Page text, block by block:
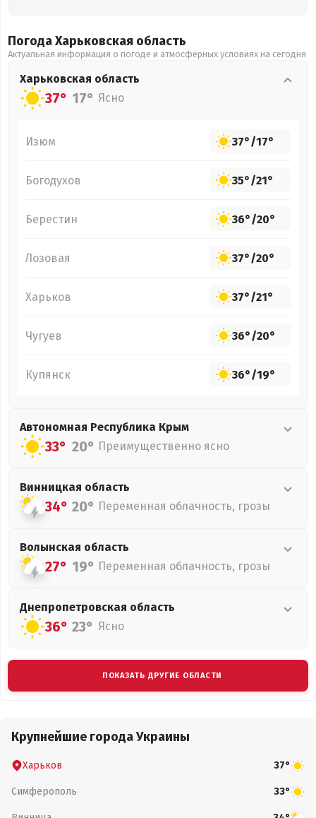
Погода Харьковская область
Актуальная информация о погоде и атмосферных условиях на сегодня
Харьковская область
37° 17° Ясно
Изюм 37°/17°
Богодухов 35°/21°
Берестин 36°/20°
Лозовая 37°/20°
Харьков 37°/21°
Чугуев 36°/20°
Купянск 36°/19°
Автономная Республика Крым
33° 20° Преимущественно ясно
Винницкая область
34° 20° Переменная облачность, грозы
Волынская область
27° 19° Переменная облачность, грозы
Днепропетровская область
36° 23° Ясно
ПОКАЗАТЬ ДРУГИЕ ОБЛАСТИ
Крупнейшие города Украины
Харьков 37°
Симферополь 33°